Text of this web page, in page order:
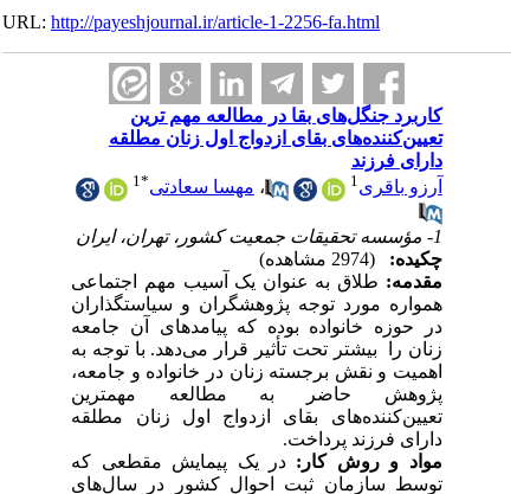
URL:http://payeshjournal.ir/article-1-2256-fa.html
کاربرد جنگل‌های بقا در مطالعه مهم ترین
تعیین‌کننده‌های بقای ازدواج اول زنان مطلقه
دارای فرزند
آرزو باقری1 ،مهسا سعادتی 1
چکیده:
مقدمه:طلاق به عنوان یک آسیب مهم اجتماعی
همواره مورد توجه پژوهشگران و سیاستگذاران
در حوزه خانواده بوده که پیامدهای آن جامعه
زنان را بیشتر تحت تأثیر قرار می‌دهد. با توجه به
اهمیت و نقش برجسته‌ زنان در خانواده و جامعه،
پژوهش حاضر به مطالعه مهمترین
تعیین‌کننده‌های بقای ازدواج اول زنان مطلقه
دارای فرزند پرداخت.
مواد و روش‌ کار:در یک پیمایش مقطعی که
توسط سازمان ثبت احوال کشور در سال‌های